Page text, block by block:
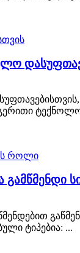
გამწმენდი
ტიპებია: ...